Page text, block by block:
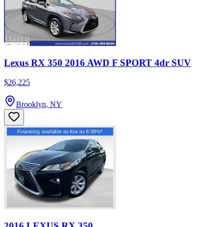
Lexus RX 350 2016 AWD F SPORT 4dr SUV
$26,225
Brooklyn, NY